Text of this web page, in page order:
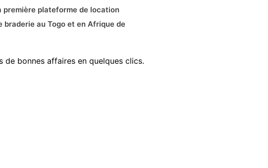
première plateforme de location
braderie au Togo et en Afrique de
de bonnes affaires en quelques clics.